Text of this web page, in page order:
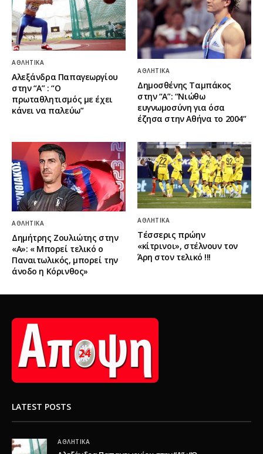
ΑΘΛΗΤΙΚΆ
Αλεξάνδρα Παπαγεωργίου
στην “Α” : “Ο
πρωταθλητισμός με έχει
κάνει να παλεύω”
ΑΘΛΗΤΙΚΆ
Δημοσθένης Ταμπάκος
στην “A”: “Νιώθω
ευγνωμοσύνη για όσα
έζησα στην Αθήνα το 2004”
ΑΘΛΗΤΙΚΆ
Δημήτρης Ζουλιώτης στην
«Α»: « Μπορεί τελικό ο
Παναιτωλικός, μπορεί την
άνοδο η Κόρινθος»
ΑΘΛΗΤΙΚΆ
Τέσσερις πρώην
«κίτρινοι», στέλνουν τον
Άρη στον τελικό !!!
LATEST POSTS
ΑΘΛΗΤΙΚΆ